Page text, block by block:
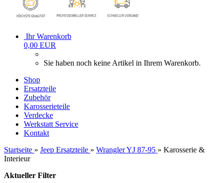
Ihr Warenkorb
0,00 EUR
Sie haben noch keine Artikel in Ihrem Warenkorb.
Shop
Ersatzteile
Zubehör
Karosserieteile
Verdecke
Werkstatt Service
Kontakt
Startseite » Jeep Ersatzteile » Wrangler YJ 87-95 » Karosserie &
Interieur
Aktueller Filter